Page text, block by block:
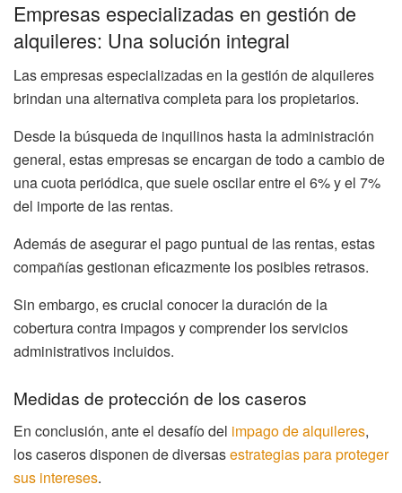
Empresas especializadas en gestión de
alquileres: Una solución integral
Las empresas especializadas en la gestión de alquileres
brindan una alternativa completa para los propietarios.
Desde la búsqueda de inquilinos hasta la administración
general, estas empresas se encargan de todo a cambio de
una cuota periódica, que suele oscilar entre el 6% y el 7%
del importe de las rentas.
Además de asegurar el pago puntual de las rentas, estas
compañías gestionan eficazmente los posibles retrasos.
Sin embargo, es crucial conocer la duración de la
cobertura contra impagos y comprender los servicios
administrativos incluidos.
Medidas de protección de los caseros
En conclusión, ante el desafío del impago de alquileres,
los caseros disponen de diversasestrategias para proteger
sus intereses.